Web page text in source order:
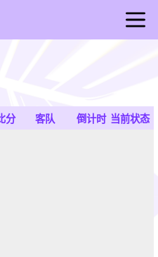
分 客队 倒计时 当前状态